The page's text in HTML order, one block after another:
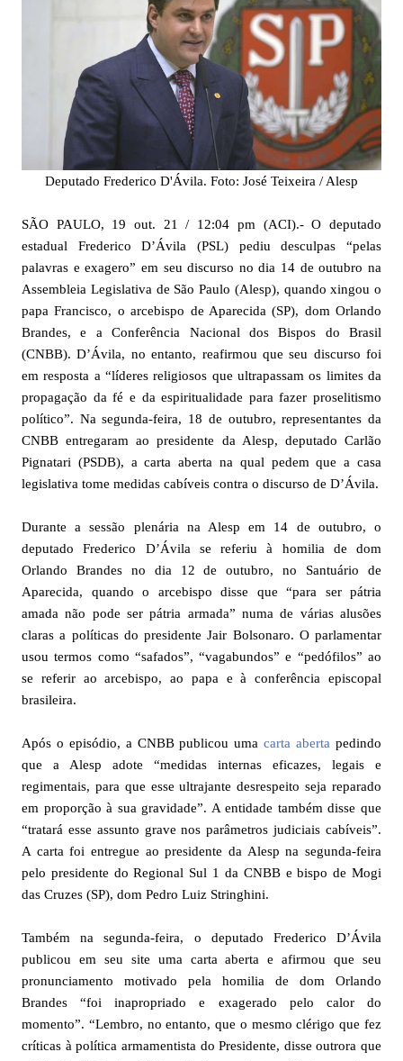
Deputado Frederico D'Ávila. Foto: José Teixeira / Alesp
SÃO PAULO, 19 out. 21 / 12:04 pm (ACI).- O deputado
estadual Frederico D’Ávila (PSL) pediu desculpas “pelas
palavras e exagero” em seu discurso no dia 14 de outubro na
Assembleia Legislativa de São Paulo (Alesp), quando xingou o
papa Francisco, o arcebispo de Aparecida (SP), dom Orlando
Brandes, e a Conferência Nacional dos Bispos do Brasil
(CNBB). D’Ávila, no entanto, reafirmou que seu discurso foi
em resposta a “líderes religiosos que ultrapassam os limites da
propagação da fé e da espiritualidade para fazer proselitismo
político”. Na segunda-feira, 18 de outubro, representantes da
CNBB entregaram ao presidente da Alesp, deputado Carlão
Pignatari (PSDB), a carta aberta na qual pedem que a casa
legislativa tome medidas cabíveis contra o discurso de D’Ávila.
Durante a sessão plenária na Alesp em 14 de outubro, o
deputado Frederico D’Ávila se referiu à homilia de dom
Orlando Brandes no dia 12 de outubro, no Santuário de
Aparecida, quando o arcebispo disse que “para ser pátria
amada não pode ser pátria armada” numa de várias alusões
claras a políticas do presidente Jair Bolsonaro. O parlamentar
usou termos como “safados”, “vagabundos” e “pedófilos” ao
se referir ao arcebispo, ao papa e à conferência episcopal
brasileira.
Após o episódio, a CNBB publicou umacarta abertapedindo
que a Alesp adote “medidas internas eficazes, legais e
regimentais, para que esse ultrajante desrespeito seja reparado
em proporção à sua gravidade”. A entidade também disse que
“tratará esse assunto grave nos parâmetros judiciais cabíveis”.
A carta foi entregue ao presidente da Alesp na segunda-feira
pelo presidente do Regional Sul 1 da CNBB e bispo de Mogi
das Cruzes (SP), dom Pedro Luiz Stringhini.
Também na segunda-feira, o deputado Frederico D’Ávila
publicou em seu site uma carta aberta e afirmou que seu
pronunciamento motivado pela homilia de dom Orlando
Brandes “foi inapropriado e exagerado pelo calor do
momento”. “Lembro, no entanto, que o mesmo clérigo que fez
críticas à política armamentista do Presidente, disse outrora que